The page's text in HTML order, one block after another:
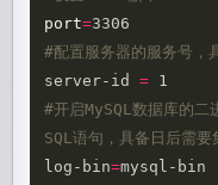
port=
#配置服务器的服务号，
server-id =
#开启MySQL数据库的
SQL语句，具备日后需要
log-bin=